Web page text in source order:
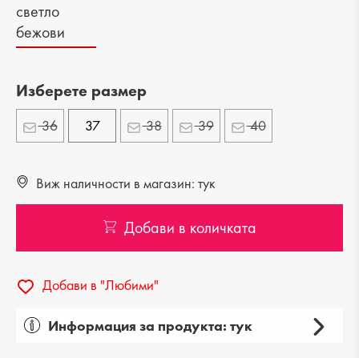
светло
бежови
Изберете размер
36 37 38 39 40
Виж наличности в магазин: тук
Добави в количката
Добави в "Любими"
Информация за продукта: тук